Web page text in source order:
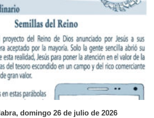
domingo 26 de julio de 2026